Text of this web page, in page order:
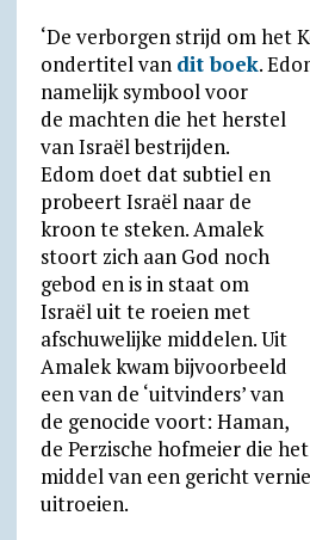
l
y
‘De verborgen strijd om het
ondertitel van dit boek.
namelijk symbool voor
de machten die het herstel
van Israël bestrijden.
Edom doet dat subtiel en
probeert Israël naar de
kroon te steken. Amalek
stoort zich aan God noch
gebod en is in staat om
Israël uit te roeien met
afschuwelijke middelen. Uit
Amalek kwam bijvoorbeeld
een van de ‘uitvinders’ van
de genocide voort: Haman,
de Perzische hofmeier die
middel van een gericht
uitroeien.